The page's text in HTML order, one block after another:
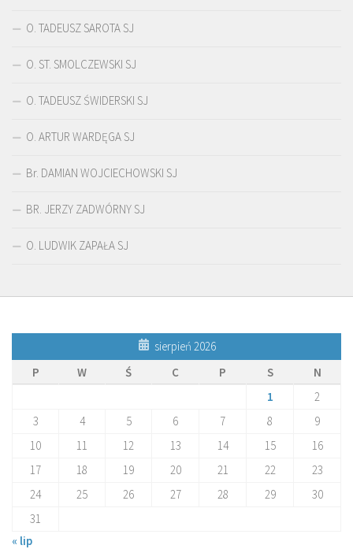
O. TADEUSZ SAROTA SJ
O. ST. SMOLCZEWSKI SJ
O. TADEUSZ ŚWIDERSKI SJ
O. ARTUR WARDĘGA SJ
Br. DAMIAN WOJCIECHOWSKI SJ
BR. JERZY ZADWÓRNY SJ
O. LUDWIK ZAPAŁA SJ
sierpień 2026
P
W Ś C P S
N
1
2
3
4 5 6 7 8
9
10
11 12 13 14 15
16
17
18 19 20 21 22
23
24
25 26 27 28 29
30
31
« lip